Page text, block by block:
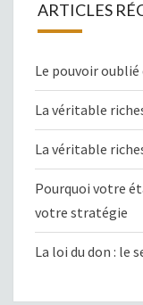
ARTICLES
Le pouvoir
La véritable
La véritable
Pourquoi votre
votre stratégie
La loi du don : le